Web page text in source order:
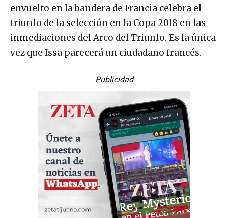
envuelto en la bandera de Francia celebra el
triunfo de la selección en la Copa 2018 en las
inmediaciones del Arco del Triunfo. Es la única
vez que Issa parecerá un ciudadano francés.
Publicidad